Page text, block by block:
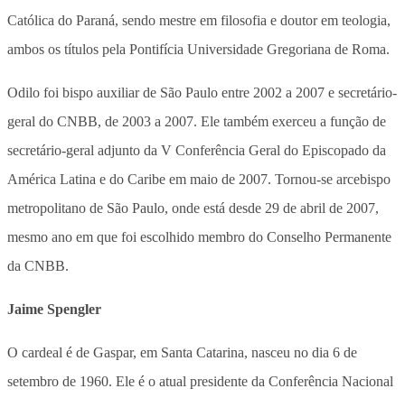
Católica do Paraná, sendo mestre em filosofia e doutor em teologia,
ambos os títulos pela Pontifícia Universidade Gregoriana de Roma.
Odilo foi bispo auxiliar de São Paulo entre 2002 a 2007 e secretário-
geral do CNBB, de 2003 a 2007. Ele também exerceu a função de
secretário-geral adjunto da V Conferência Geral do Episcopado da
América Latina e do Caribe em maio de 2007. Tornou-se arcebispo
metropolitano de São Paulo, onde está desde 29 de abril de 2007,
mesmo ano em que foi escolhido membro do Conselho Permanente
da CNBB.
Jaime Spengler
O cardeal é de Gaspar, em Santa Catarina, nasceu no dia 6 de
setembro de 1960. Ele é o atual presidente da Conferência Nacional